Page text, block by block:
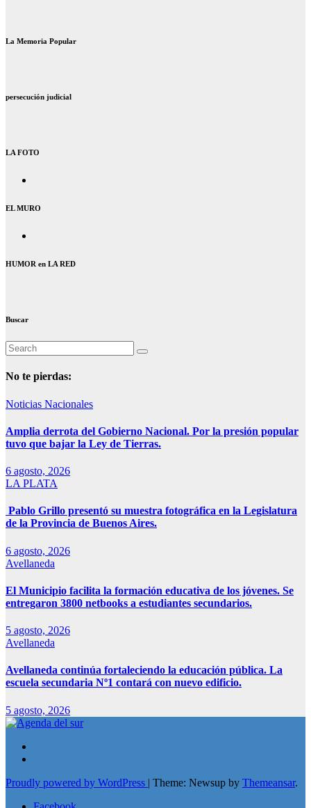
La Memoria Popular
persecución judicial
LA FOTO
EL MURO
HUMOR en LA RED
Buscar
No te pierdas:
Noticias Nacionales
Amplia derrota del Gobierno Nacional. Por la presión popular
tuvo que bajar la Ley de Tierras.
6 agosto, 2026
LA PLATA
Pablo Grillo presentó su muestra fotográfica en la Legislatura
de la Provincia de Buenos Aires.
6 agosto, 2026
Avellaneda
El Municipio facilita la formación educativa de los jóvenes. Se
entregaron 3800 netbooks a estudiantes secundarios.
5 agosto, 2026
Avellaneda
Avellaneda continúa fortaleciendo la educación pública. La
escuela secundaria Nº1 contará con nuevo edificio.
5 agosto, 2026
Proudly powered by WordPress | Theme: Newsup by Themeansar.